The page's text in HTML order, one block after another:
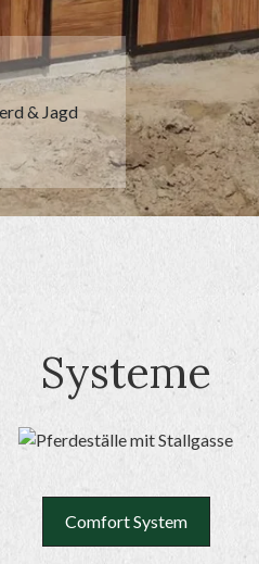
Systeme
Comfort System